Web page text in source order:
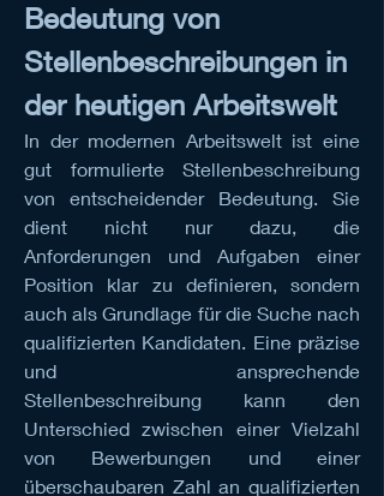
Bedeutung von
Stellenbeschreibungen in
der heutigen Arbeitswelt
In der modernen Arbeitswelt ist eine
gut formulierte Stellenbeschreibung
von entscheidender Bedeutung. Sie
dient nicht nur dazu, die
Anforderungen und Aufgaben einer
Position klar zu definieren, sondern
auch als Grundlage für die Suche nach
qualifizierten Kandidaten. Eine präzise
und ansprechende
Stellenbeschreibung kann den
Unterschied zwischen einer Vielzahl
von Bewerbungen und einer
überschaubaren Zahl an qualifizierten